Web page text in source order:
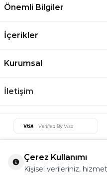
Önemli Bilgiler
İçerikler
Kurumsal
İletişim
Çerez Kullanımı
Kişisel verileriniz,